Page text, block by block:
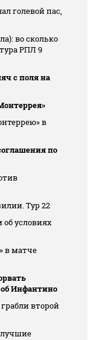
голевой пас,
во сколько
РПЛ 9
с поля на
в
по
Тур 22
условиях
в матче
Инфантино
второй